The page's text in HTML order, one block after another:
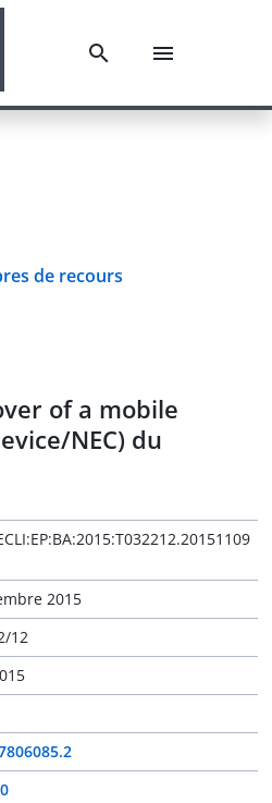
de recours
of a mobile
NEC) du
2015
12